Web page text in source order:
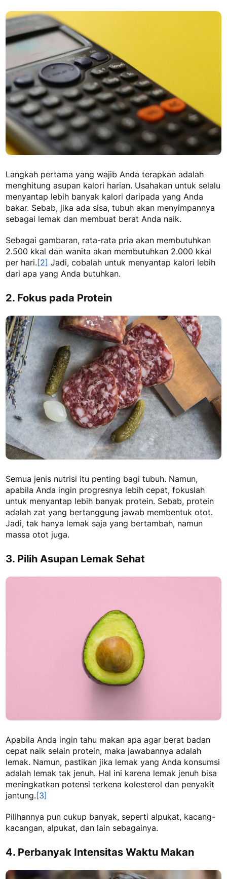
Langkah pertama yang wajib Anda terapkan adalah
menghitung asupan kalori harian. Usahakan untuk selalu
menyantap lebih banyak kalori daripada yang Anda
bakar. Sebab, jika ada sisa, tubuh akan menyimpannya
sebagai lemak dan membuat berat Anda naik.
Sebagai gambaran, rata-rata pria akan membutuhkan
2.500 kkal dan wanita akan membutuhkan 2.000 kkal
per hari.[2] Jadi, cobalah untuk menyantap kalori lebih
dari apa yang Anda butuhkan.
2. Fokus pada Protein
Semua jenis nutrisi itu penting bagi tubuh. Namun,
apabila Anda ingin progresnya lebih cepat, fokuslah
untuk menyantap lebih banyak protein. Sebab, protein
adalah zat yang bertanggung jawab membentuk otot.
Jadi, tak hanya lemak saja yang bertambah, namun
massa otot juga.
3. Pilih Asupan Lemak Sehat
Apabila Anda ingin tahu makan apa agar berat badan
cepat naik selain protein, maka jawabannya adalah
lemak. Namun, pastikan jika lemak yang Anda konsumsi
adalah lemak tak jenuh. Hal ini karena lemak jenuh bisa
meningkatkan potensi terkena kolesterol dan penyakit
jantung.[3]
Pilihannya pun cukup banyak, seperti alpukat, kacang-
kacangan, alpukat, dan lain sebagainya.
4. Perbanyak Intensitas Waktu Makan